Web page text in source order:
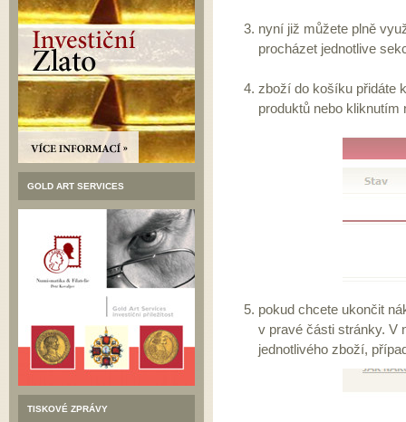
GOLD ART SERVICES
TISKOVÉ ZPRÁVY
nyní již můžete plně
procházet jednotlive
zboží do košíku přidáte
produktů nebo kliknutím
pokud chcete ukončit
v pravé části stránky. V
jednotlivého zboží,